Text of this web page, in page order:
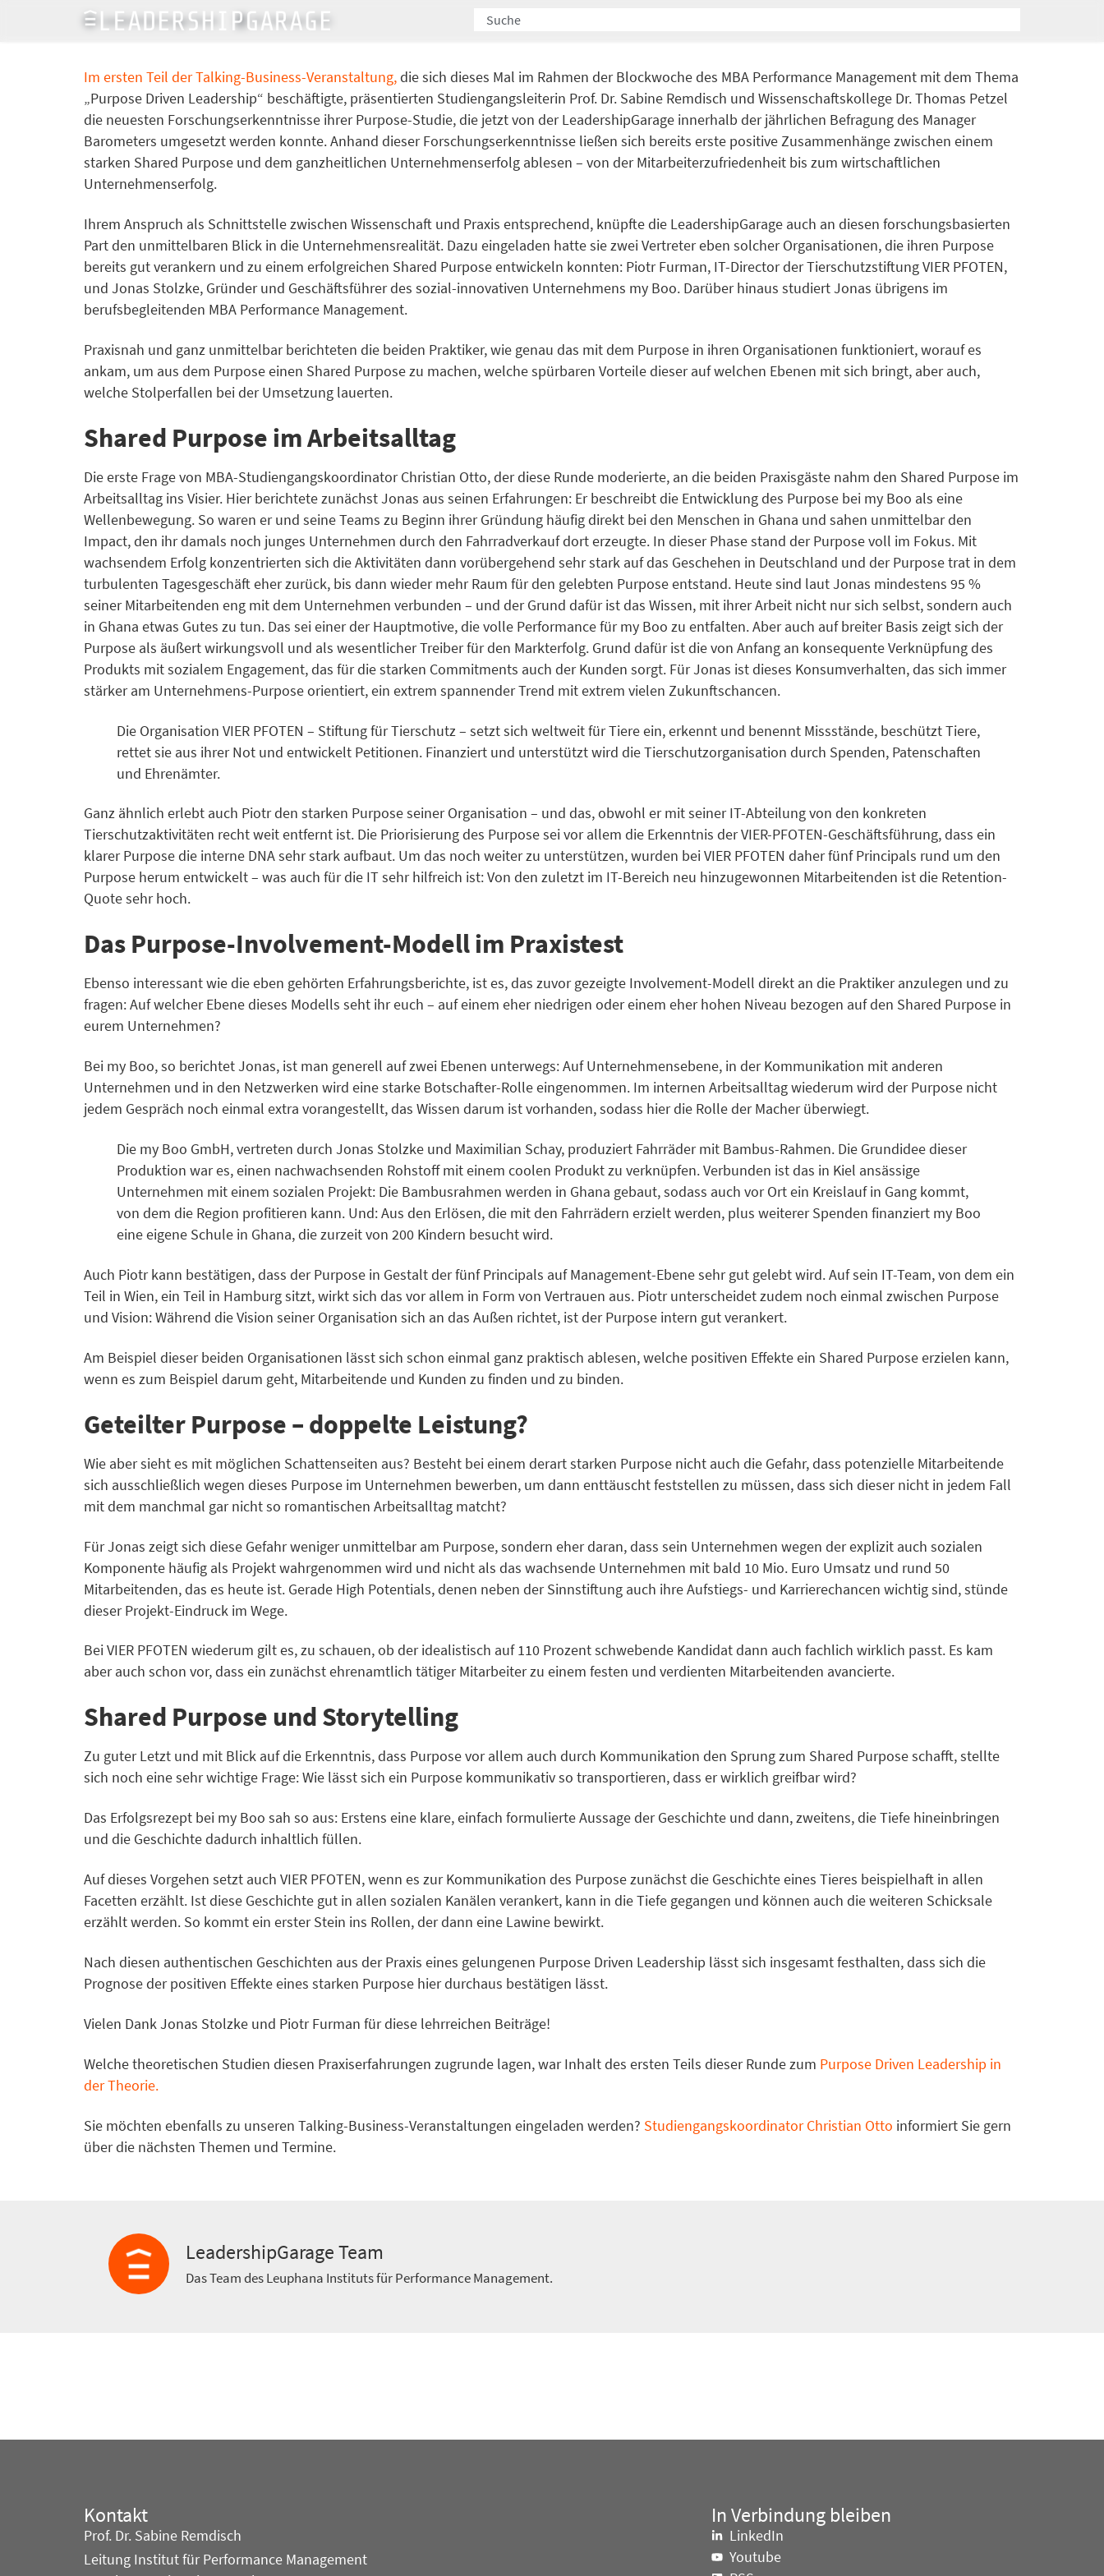
LeadershipGarage Team 10. Februar 2021
Im ersten Teil der Talking-Business-Veranstaltung,die sich dieses Mal im Rahmen der Blockwoche des MBA Performance Management mit dem Thema
„Purpose Driven Leadership“ beschäftigte, präsentierten Studiengangsleiterin Prof. Dr. Sabine Remdisch und Wissenschaftskollege Dr. Thomas Petzel
die neuesten Forschungserkenntnisse ihrer Purpose-Studie, die jetzt von der LeadershipGarage innerhalb der jährlichen Befragung des Manager
Barometers umgesetzt werden konnte. Anhand dieser Forschungserkenntnisse ließen sich bereits erste positive Zusammenhänge zwischen einem
starken Shared Purpose und dem ganzheitlichen Unternehmenserfolg ablesen – von der Mitarbeiterzufriedenheit bis zum wirtschaftlichen
Unternehmenserfolg.
Ihrem Anspruch als Schnittstelle zwischen Wissenschaft und Praxis entsprechend, knüpfte die LeadershipGarage auch an diesen forschungsbasierten
Part den unmittelbaren Blick in die Unternehmensrealität. Dazu eingeladen hatte sie zwei Vertreter eben solcher Organisationen, die ihren Purpose
bereits gut verankern und zu einem erfolgreichen Shared Purpose entwickeln konnten: Piotr Furman, IT-Director der Tierschutzstiftung VIER PFOTEN,
und Jonas Stolzke, Gründer und Geschäftsführer des sozial-innovativen Unternehmens my Boo. Darüber hinaus studiert Jonas übrigens im
berufsbegleitenden MBA Performance Management.
Praxisnah und ganz unmittelbar berichteten die beiden Praktiker, wie genau das mit dem Purpose in ihren Organisationen funktioniert, worauf es
ankam, um aus dem Purpose einen Shared Purpose zu machen, welche spürbaren Vorteile dieser auf welchen Ebenen mit sich bringt, aber auch,
welche Stolperfallen bei der Umsetzung lauerten.
Shared Purpose im Arbeitsalltag
Die erste Frage von MBA-Studiengangskoordinator Christian Otto, der diese Runde moderierte, an die beiden Praxisgäste nahm den Shared Purpose im
Arbeitsalltag ins Visier. Hier berichtete zunächst Jonas aus seinen Erfahrungen: Er beschreibt die Entwicklung des Purpose bei my Boo als eine
Wellenbewegung. So waren er und seine Teams zu Beginn ihrer Gründung häufig direkt bei den Menschen in Ghana und sahen unmittelbar den
Impact, den ihr damals noch junges Unternehmen durch den Fahrradverkauf dort erzeugte. In dieser Phase stand der Purpose voll im Fokus. Mit
wachsendem Erfolg konzentrierten sich die Aktivitäten dann vorübergehend sehr stark auf das Geschehen in Deutschland und der Purpose trat in dem
turbulenten Tagesgeschäft eher zurück, bis dann wieder mehr Raum für den gelebten Purpose entstand. Heute sind laut Jonas mindestens 95 %
seiner Mitarbeitenden eng mit dem Unternehmen verbunden – und der Grund dafür ist das Wissen, mit ihrer Arbeit nicht nur sich selbst, sondern auch
in Ghana etwas Gutes zu tun. Das sei einer der Hauptmotive, die volle Performance für my Boo zu entfalten. Aber auch auf breiter Basis zeigt sich der
Purpose als äußert wirkungsvoll und als wesentlicher Treiber für den Markterfolg. Grund dafür ist die von Anfang an konsequente Verknüpfung des
Produkts mit sozialem Engagement, das für die starken Commitments auch der Kunden sorgt. Für Jonas ist dieses Konsumverhalten, das sich immer
stärker am Unternehmens-Purpose orientiert, ein extrem spannender Trend mit extrem vielen Zukunftschancen.
Die Organisation VIER PFOTEN – Stiftung für Tierschutz – setzt sich weltweit für Tiere ein, erkennt und benennt Missstände, beschützt Tiere,
rettet sie aus ihrer Not und entwickelt Petitionen. Finanziert und unterstützt wird die Tierschutzorganisation durch Spenden, Patenschaften
und Ehrenämter.
Ganz ähnlich erlebt auch Piotr den starken Purpose seiner Organisation – und das, obwohl er mit seiner IT-Abteilung von den konkreten
Tierschutzaktivitäten recht weit entfernt ist. Die Priorisierung des Purpose sei vor allem die Erkenntnis der VIER-PFOTEN-Geschäftsführung, dass ein
klarer Purpose die interne DNA sehr stark aufbaut. Um das noch weiter zu unterstützen, wurden bei VIER PFOTEN daher fünf Principals rund um den
Purpose herum entwickelt – was auch für die IT sehr hilfreich ist: Von den zuletzt im IT-Bereich neu hinzugewonnen Mitarbeitenden ist die Retention-
Quote sehr hoch.
Das Purpose-Involvement-Modell im Praxistest
Ebenso interessant wie die eben gehörten Erfahrungsberichte, ist es, das zuvor gezeigte Involvement-Modell direkt an die Praktiker anzulegen und zu
fragen: Auf welcher Ebene dieses Modells seht ihr euch – auf einem eher niedrigen oder einem eher hohen Niveau bezogen auf den Shared Purpose in
eurem Unternehmen?
Bei my Boo, so berichtet Jonas, ist man generell auf zwei Ebenen unterwegs: Auf Unternehmensebene, in der Kommunikation mit anderen
Unternehmen und in den Netzwerken wird eine starke Botschafter-Rolle eingenommen. Im internen Arbeitsalltag wiederum wird der Purpose nicht
jedem Gespräch noch einmal extra vorangestellt, das Wissen darum ist vorhanden, sodass hier die Rolle der Macher überwiegt.
Die my Boo GmbH, vertreten durch Jonas Stolzke und Maximilian Schay, produziert Fahrräder mit Bambus-Rahmen. Die Grundidee dieser
Produktion war es, einen nachwachsenden Rohstoff mit einem coolen Produkt zu verknüpfen. Verbunden ist das in Kiel ansässige
Unternehmen mit einem sozialen Projekt: Die Bambusrahmen werden in Ghana gebaut, sodass auch vor Ort ein Kreislauf in Gang kommt,
von dem die Region profitieren kann. Und: Aus den Erlösen, die mit den Fahrrädern erzielt werden, plus weiterer Spenden finanziert my Boo
eine eigene Schule in Ghana, die zurzeit von 200 Kindern besucht wird.
Auch Piotr kann bestätigen, dass der Purpose in Gestalt der fünf Principals auf Management-Ebene sehr gut gelebt wird. Auf sein IT-Team, von dem ein
Teil in Wien, ein Teil in Hamburg sitzt, wirkt sich das vor allem in Form von Vertrauen aus. Piotr unterscheidet zudem noch einmal zwischen Purpose
und Vision: Während die Vision seiner Organisation sich an das Außen richtet, ist der Purpose intern gut verankert.
Am Beispiel dieser beiden Organisationen lässt sich schon einmal ganz praktisch ablesen, welche positiven Effekte ein Shared Purpose erzielen kann,
wenn es zum Beispiel darum geht, Mitarbeitende und Kunden zu finden und zu binden.
Geteilter Purpose – doppelte Leistung?
Wie aber sieht es mit möglichen Schattenseiten aus? Besteht bei einem derart starken Purpose nicht auch die Gefahr, dass potenzielle Mitarbeitende
sich ausschließlich wegen dieses Purpose im Unternehmen bewerben, um dann enttäuscht feststellen zu müssen, dass sich dieser nicht in jedem Fall
mit dem manchmal gar nicht so romantischen Arbeitsalltag matcht?
Für Jonas zeigt sich diese Gefahr weniger unmittelbar am Purpose, sondern eher daran, dass sein Unternehmen wegen der explizit auch sozialen
Komponente häufig als Projekt wahrgenommen wird und nicht als das wachsende Unternehmen mit bald 10 Mio. Euro Umsatz und rund 50
Mitarbeitenden, das es heute ist. Gerade High Potentials, denen neben der Sinnstiftung auch ihre Aufstiegs- und Karrierechancen wichtig sind, stünde
dieser Projekt-Eindruck im Wege.
Bei VIER PFOTEN wiederum gilt es, zu schauen, ob der idealistisch auf 110 Prozent schwebende Kandidat dann auch fachlich wirklich passt. Es kam
aber auch schon vor, dass ein zunächst ehrenamtlich tätiger Mitarbeiter zu einem festen und verdienten Mitarbeitenden avancierte.
Shared Purpose und Storytelling
Zu guter Letzt und mit Blick auf die Erkenntnis, dass Purpose vor allem auch durch Kommunikation den Sprung zum Shared Purpose schafft, stellte
sich noch eine sehr wichtige Frage: Wie lässt sich ein Purpose kommunikativ so transportieren, dass er wirklich greifbar wird?
Das Erfolgsrezept bei my Boo sah so aus: Erstens eine klare, einfach formulierte Aussage der Geschichte und dann, zweitens, die Tiefe hineinbringen
und die Geschichte dadurch inhaltlich füllen.
Auf dieses Vorgehen setzt auch VIER PFOTEN, wenn es zur Kommunikation des Purpose zunächst die Geschichte eines Tieres beispielhaft in allen
Facetten erzählt. Ist diese Geschichte gut in allen sozialen Kanälen verankert, kann in die Tiefe gegangen und können auch die weiteren Schicksale
erzählt werden. So kommt ein erster Stein ins Rollen, der dann eine Lawine bewirkt.
Nach diesen authentischen Geschichten aus der Praxis eines gelungenen Purpose Driven Leadership lässt sich insgesamt festhalten, dass sich die
Prognose der positiven Effekte eines starken Purpose hier durchaus bestätigen lässt.
Vielen Dank Jonas Stolzke und Piotr Furman für diese lehrreichen Beiträge!
Welche theoretischen Studien diesen Praxiserfahrungen zugrunde lagen, war Inhalt des ersten Teils dieser Runde zum Purpose Driven Leadership in
der Theorie.
Sie möchten ebenfalls zu unseren Talking-Business-Veranstaltungen eingeladen werden? Studiengangskoordinator Christian Otto informiert Sie gern
über die nächsten Themen und Termine.
LeadershipGarage Team
Das Team des Leuphana Instituts für Performance Management.
Kontakt
Prof. Dr. Sabine Remdisch
Leitung Institut für Performance Management
In Verbindung bleiben
LinkedIn
Youtube